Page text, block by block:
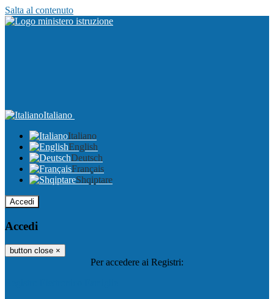
Salta al contenuto
Italiano
Italiano
English
Deutsch
Français
Shqiptare
Accedi
Accedi
button close ×
Per accedere ai Registri: